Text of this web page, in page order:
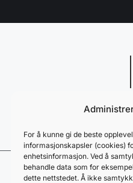
For å kunne gi de beste
informasjonskapsler (cookies)
enhetsinformasjon. Ved å
behandle data som for
dette nettstedet. Å ikke